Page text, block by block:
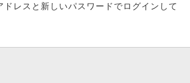
ドレスと新しいパスワードでログインして